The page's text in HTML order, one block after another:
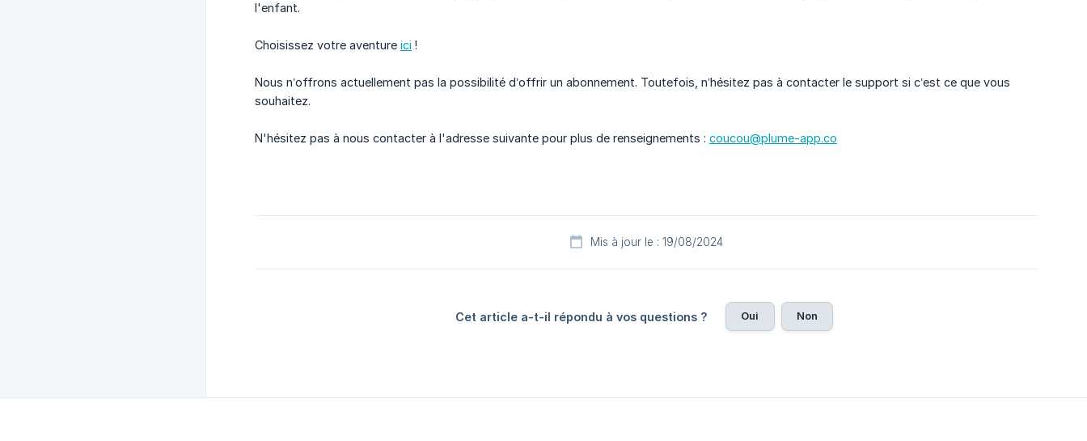
l'enfant.
Choisissez votre aventure ici !
Nous n’offrons actuellement pas la possibilité d’offrir un abonnement. Toutefois, n’hésitez pas à contacter le support si c’est ce que vous
souhaitez.
N'hésitez pas à nous contacter à l'adresse suivante pour plus de renseignements : coucou@plume-app.co
Mis à jour le : 19/08/2024
Cet article a-t-il répondu à vos questions ? Oui Non